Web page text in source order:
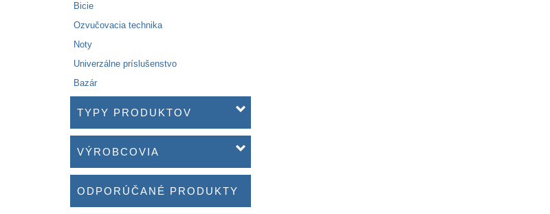
Bicie
Ozvučovacia technika
Noty
Univerzálne príslušenstvo
Bazár
TYPY PRODUKTOV
VÝROBCOVIA
ODPORÚČANÉ PRODUKTY